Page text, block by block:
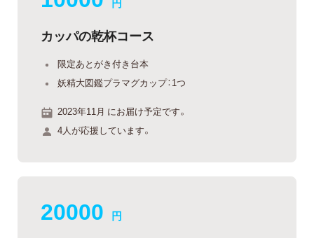
カッパの乾杯コース
限定あとがき付き台本
妖精大図鑑プラマグカップ：1つ
2023年11月 にお届け予定です。
4人が応援しています。
20000 円